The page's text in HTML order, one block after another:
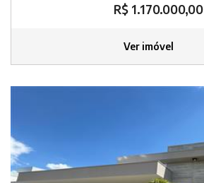
R$ 1.170.000,00
Ver imóvel